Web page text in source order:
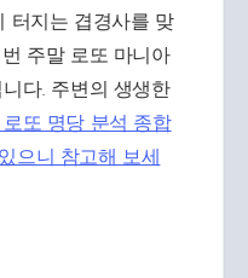
터지는 겹경사를 맞
주말 로또 마니아
다. 주변의 생생한
또 명당 분석 종합
으니 참고해 보세